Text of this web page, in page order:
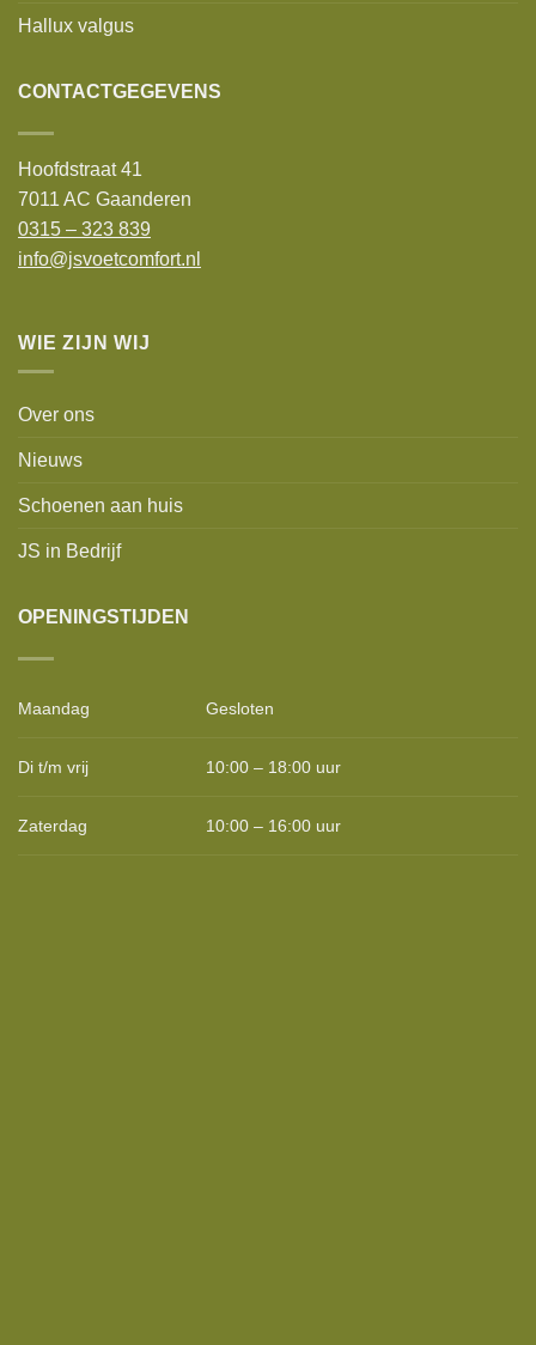
Hallux valgus
CONTACTGEGEVENS
Hoofdstraat 41
7011 AC Gaanderen
0315 – 323 839
info@jsvoetcomfort.nl
WIE ZIJN WIJ
Over ons
Nieuws
Schoenen aan huis
JS in Bedrijf
OPENINGSTIJDEN
Maandag Gesloten
Di t/m vrij 10:00 – 18:00 uur
Zaterdag 10:00 – 16:00 uur